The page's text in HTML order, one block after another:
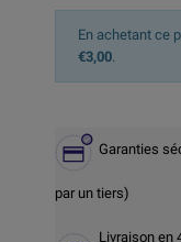
En achetant ce
€3,00.
Garanties
par un tiers)
Livraison en